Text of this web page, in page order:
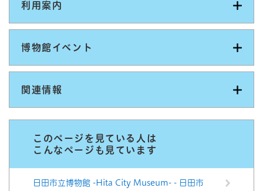
利用案内
博物館イベント
関連情報
このページを見ている人は
こんなページも見ています
日田市立博物館 -Hita City Museum- - 日田市